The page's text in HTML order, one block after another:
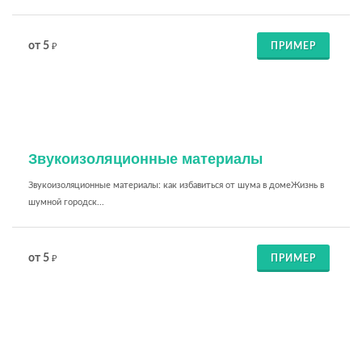
от 5 ₽ ПРИМЕР
Звукоизоляционные материалы
Звукоизоляционные материалы: как избавиться от шума в домеЖизнь в
шумной городск...
от 5 ₽ ПРИМЕР